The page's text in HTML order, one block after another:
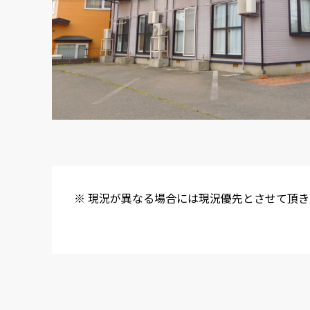
※ 現況が異なる場合には現況優先とさせて頂